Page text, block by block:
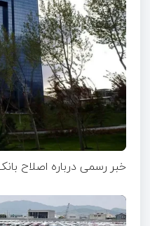
خبر رسمی درباره اصلاح